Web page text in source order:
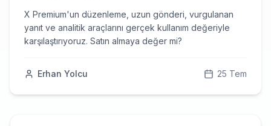
X Premium'un düzenleme, uzun gönderi, vurgulanan
yanıt ve analitik araçlarını gerçek kullanım değeriyle
karşılaştırıyoruz. Satın almaya değer mi?
Erhan Yolcu 25 Tem